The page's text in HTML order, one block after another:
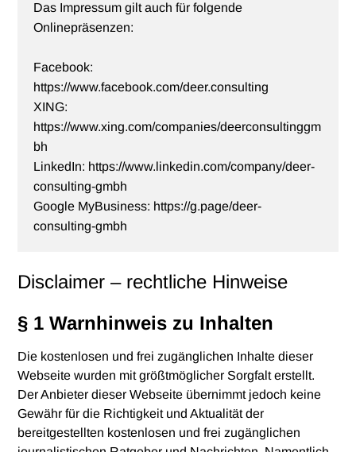
Das Impressum gilt auch für folgende
Onlinepräsenzen:
Facebook:
https://www.facebook.com/deer.consulting
XING:
https://www.xing.com/companies/deerconsultinggm
bh
LinkedIn: https://www.linkedin.com/company/deer-
consulting-gmbh
Google MyBusiness: https://g.page/deer-
consulting-gmbh
Disclaimer – rechtliche Hinweise
§ 1 Warnhinweis zu Inhalten
Die kostenlosen und frei zugänglichen Inhalte dieser
Webseite wurden mit größtmöglicher Sorgfalt erstellt.
Der Anbieter dieser Webseite übernimmt jedoch keine
Gewähr für die Richtigkeit und Aktualität der
bereitgestellten kostenlosen und frei zugänglichen